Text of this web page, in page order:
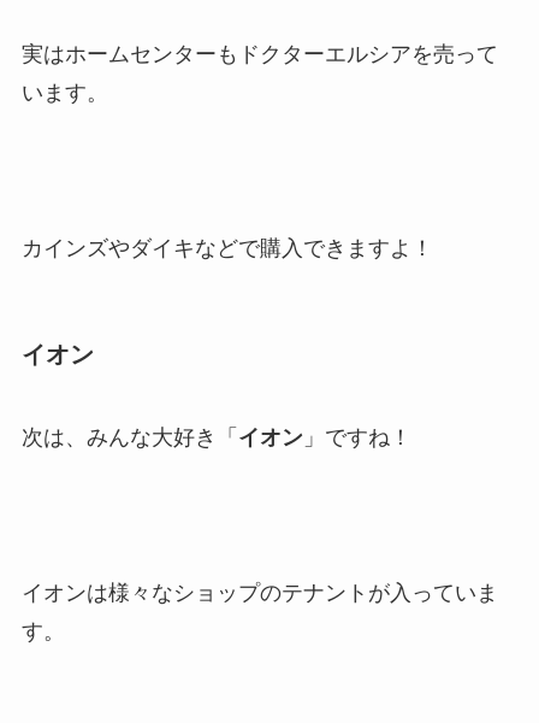
実はホームセンターもドクターエルシアを売って
います。
カインズやダイキなどで購入できますよ！
イオン
次は、みんな大好き「 イオン」ですね！
イオンは様々なショップのテナントが入っていま
す。